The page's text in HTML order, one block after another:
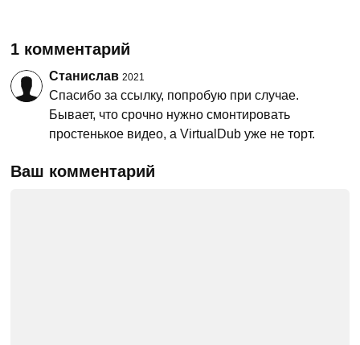
1 комментарий
Станислав 2021
Спасибо за ссылку, попробую при случае.
Бывает, что срочно нужно смонтировать
простенькое видео, а VirtualDub уже не торт.
Ваш комментарий